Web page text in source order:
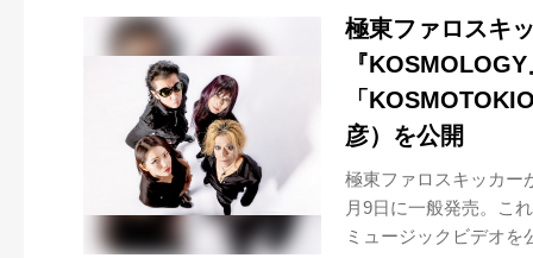
極東ファロスキ
『
「
彦）を公開
極東ファロスキッカー
月9日に一般発売。こ
ミュージックビデオを